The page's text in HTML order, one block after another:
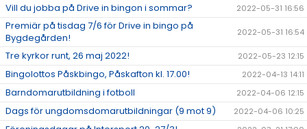
Vill du jobba på Drive in bingon i sommar? 2022-05-31 16:56
Premiär på tisdag 7/6 för Drive in bingo på
Bygdegården!
2022-05-31 16:54
Tre kyrkor runt, 26 maj 2022! 2022-05-23 12:15
Bingolottos Påskbingo, Påskafton kl. 17.00! 2022-04-13 14:11
Barndomarutbildning i fotboll 2022-04-06 12:15
Dags för ungdomsdomarutbildningar (9 mot 9) 2022-04-06 10:25